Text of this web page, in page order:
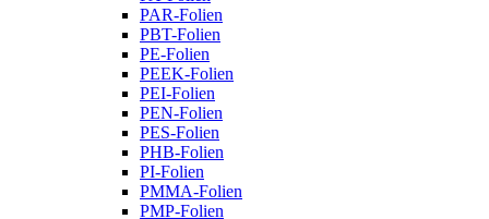
PAR-Folien
PBT-Folien
PE-Folien
PEEK-Folien
PEI-Folien
PEN-Folien
PES-Folien
PHB-Folien
PI-Folien
PMMA-Folien
PMP-Folien